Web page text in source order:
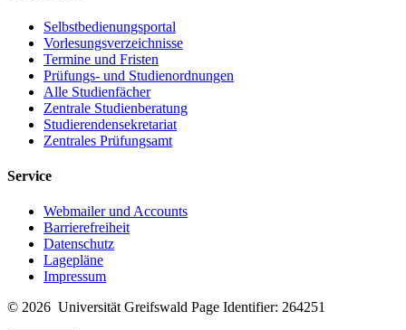
Selbstbedienungsportal
Vorlesungsverzeichnisse
Termine und Fristen
Prüfungs- und Studienordnungen
Alle Studienfächer
Zentrale Studienberatung
Studierendensekretariat
Zentrales Prüfungsamt
Service
Webmailer und Accounts
Barrierefreiheit
Datenschutz
Lagepläne
Impressum
© 2026 Universität Greifswald Page Identifier: 264251